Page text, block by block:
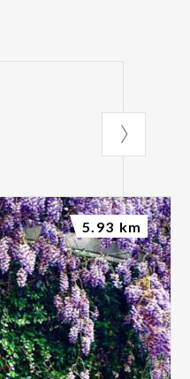
5.93 km